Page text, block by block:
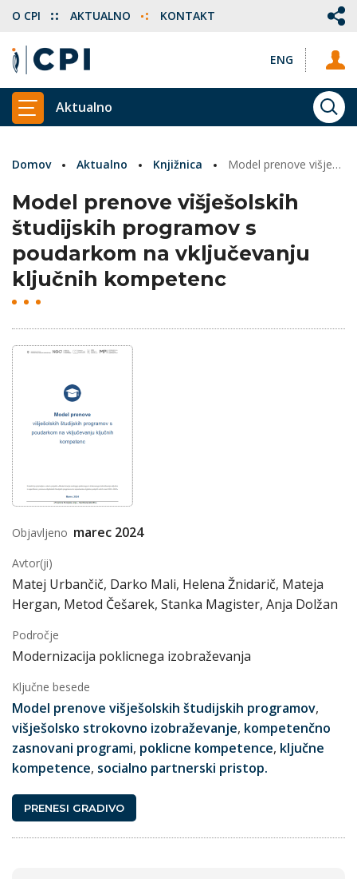
ENG
O CPI AKTUALNO KONTAKT
PRIKAŽI GLAVNI MENI
Aktualno
Domov Aktualno Knjižnica Model prenove višješolskih študijskih programov s poudarkom na vključevanju ključnih kompetenc
Model prenove višješolskih
študijskih programov s
poudarkom na vključevanju
ključnih kompetenc
Objavljeno marec 2024
Avtor(ji)
Matej Urbančič, Darko Mali, Helena Žnidarič, Mateja
Hergan, Metod Češarek, Stanka Magister, Anja Dolžan
Področje
Modernizacija poklicnega izobraževanja
Ključne besede
Model prenove višješolskih študijskih programov,
višješolsko strokovno izobraževanje, kompetenčno
zasnovani programi, poklicne kompetence, ključne
kompetence, socialno partnerski pristop.
PRENESI GRADIVO